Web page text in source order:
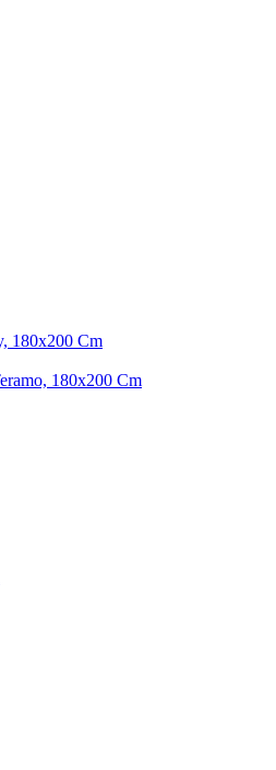
180x200 Cm
180x200 Cm